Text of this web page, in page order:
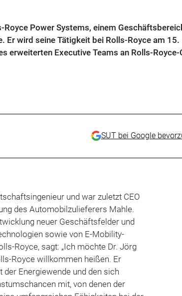
Royce Power Systems, einem
Er wird seine Tätigkeit bei Rolls-Royce am 15.
erweiterten Executive Teams an Rolls-Royce-
SUT bei Google
und war zuletzt CEO
des Automobilzulieferers Mahle.
neuer Geschäftsfelder und
sowie von E-Mobility-
Royce, sagt: „Ich möchte Dr. Jörg
Royce willkommen heißen. Er
Energiewende und den sich
mit, von denen der